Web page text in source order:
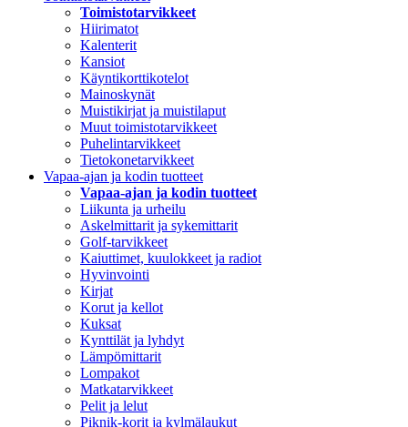
Toimistotarvikkeet
Hiirimatot
Kalenterit
Kansiot
Käyntikorttikotelot
Mainoskynät
Muistikirjat ja muistilaput
Muut toimistotarvikkeet
Puhelintarvikkeet
Tietokonetarvikkeet
Vapaa-ajan ja kodin tuotteet
Vapaa-ajan ja kodin tuotteet
Liikunta ja urheilu
Askelmittarit ja sykemittarit
Golf-tarvikkeet
Kaiuttimet, kuulokkeet ja radiot
Hyvinvointi
Kirjat
Korut ja kellot
Kuksat
Kynttilät ja lyhdyt
Lämpömittarit
Lompakot
Matkatarvikkeet
Pelit ja lelut
Piknik-korit ja kylmälaukut